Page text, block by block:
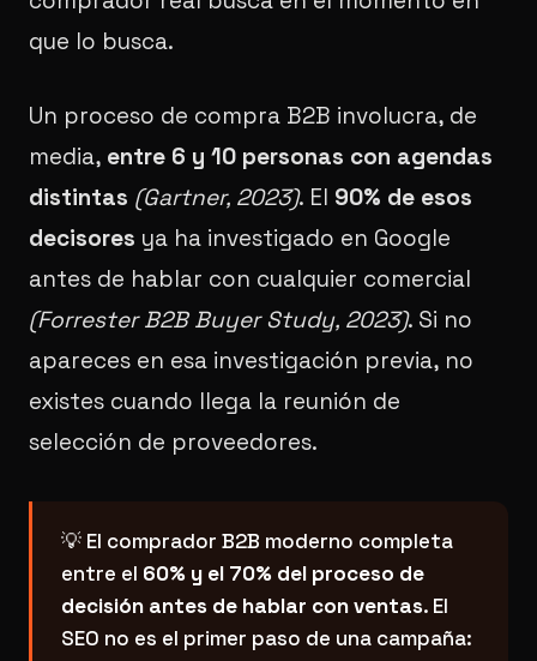
que lo busca.
Un proceso de compra B2B involucra, de
media, entre 6 y 10 personas con agendas
distintas (Gartner, 2023). El 90% de esos
decisores ya ha investigado en Google
antes de hablar con cualquier comercial
(Forrester B2B Buyer Study, 2023). Si no
apareces en esa investigación previa, no
existes cuando llega la reunión de
selección de proveedores.
💡 El comprador B2B moderno completa
entre el 60% y el 70% del proceso de
decisión antes de hablar con ventas. El
SEO no es el primer paso de una campaña: